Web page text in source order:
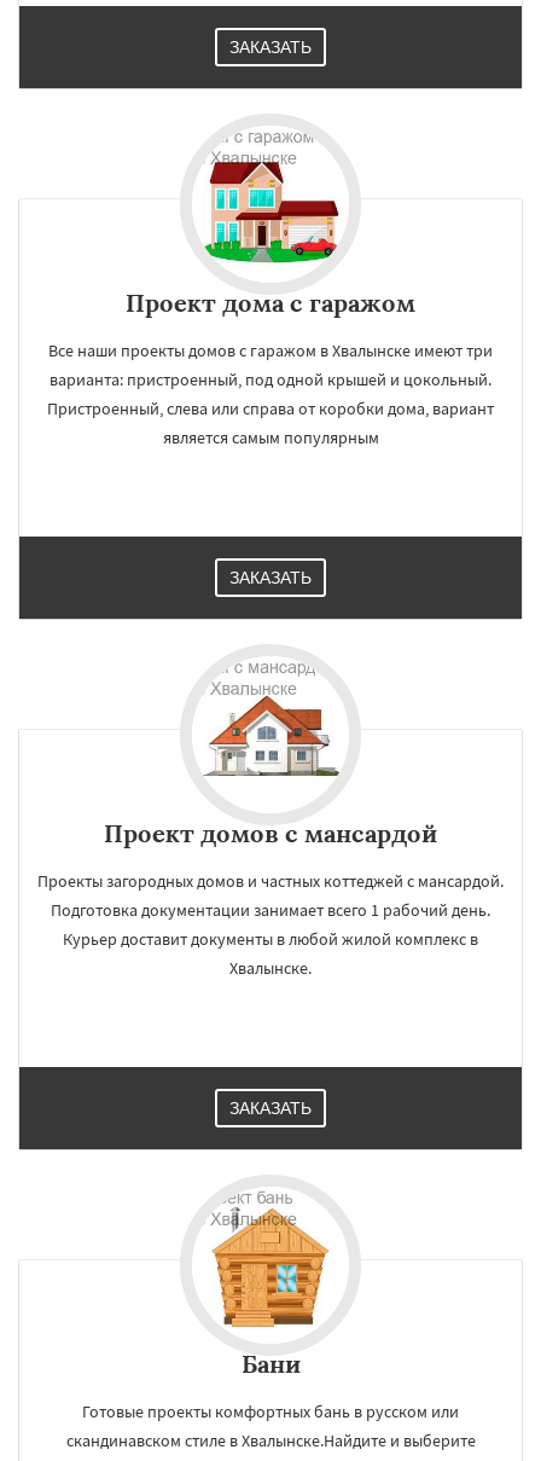
ЗАКАЗАТЬ
Проект дома с гаражом
Все наши проекты домов с гаражом в Хвалынске имеют три
варианта: пристроенный, под одной крышей и цокольный.
Пристроенный, слева или справа от коробки дома, вариант
является самым популярным
ЗАКАЗАТЬ
Проект домов с мансардой
Проекты загородных домов и частных коттеджей с мансардой.
Подготовка документации занимает всего 1 рабочий день.
Курьер доставит документы в любой жилой комплекс в
Хвалынске.
ЗАКАЗАТЬ
Бани
Готовые проекты комфортных бань в русском или
скандинавском стиле в Хвалынске.Найдите и выберите